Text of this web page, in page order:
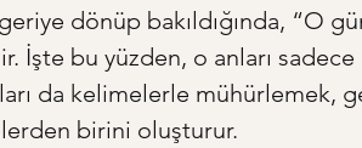
dönüp bakıldığında, “O
İşte bu yüzden, o anları
da kelimelerle mühürlemek,
birini oluşturur.